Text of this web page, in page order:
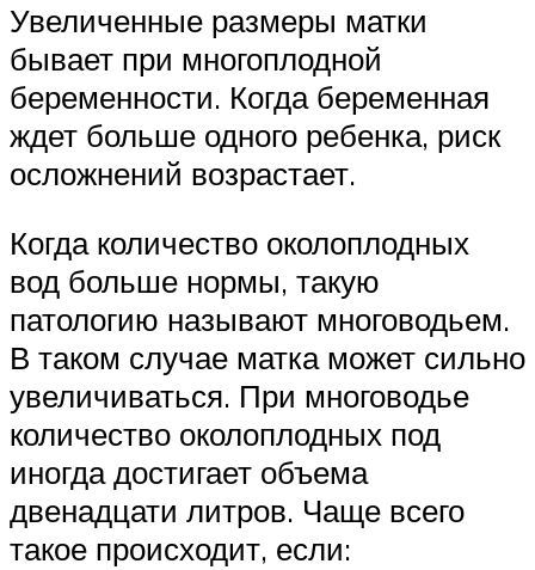
Увеличенные размеры матки
бывает при многоплодной
беременности. Когда беременная
ждет больше одного ребенка, риск
осложнений возрастает.
Когда количество околоплодных
вод больше нормы, такую
патологию называют многоводьем.
В таком случае матка может сильно
увеличиваться. При многоводье
количество околоплодных под
иногда достигает объема
двенадцати литров. Чаще всего
такое происходит, если: